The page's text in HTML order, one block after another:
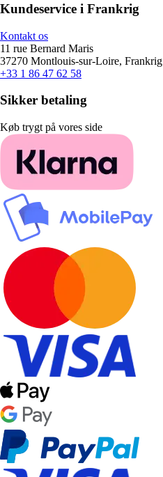
Kundeservice i Frankrig
Kontakt os
11 rue Bernard Maris
37270 Montlouis-sur-Loire, Frankrig
+33 1 86 47 62 58
Sikker betaling
Køb trygt på vores side